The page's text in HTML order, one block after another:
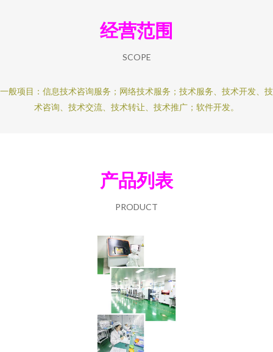
经营范围
SCOPE
一般项目：信息技术咨询服务；网络技术服务；技术服务、技术开发、技
术咨询、技术交流、技术转让、技术推广；软件开发。
产品列表
PRODUCT